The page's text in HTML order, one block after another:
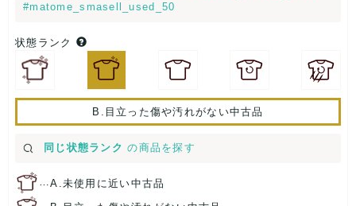
#matome_smasell_used_50
状態ランク
B.目立った傷や汚れがない中古品
同じ状態ランク の商品を探す
…A.未使用に近い中古品